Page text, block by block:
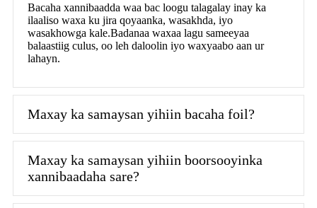
Bacaha xannibaadda waa bac loogu talagalay inay ka
ilaaliso waxa ku jira qoyaanka, wasakhda, iyo
wasakhowga kale.Badanaa waxaa lagu sameeyaa
balaastiig culus, oo leh daloolin iyo waxyaabo aan ur
lahayn.
Maxay ka samaysan yihiin bacaha foil?
Maxay ka samaysan yihiin boorsooyinka
xannibaadaha sare?